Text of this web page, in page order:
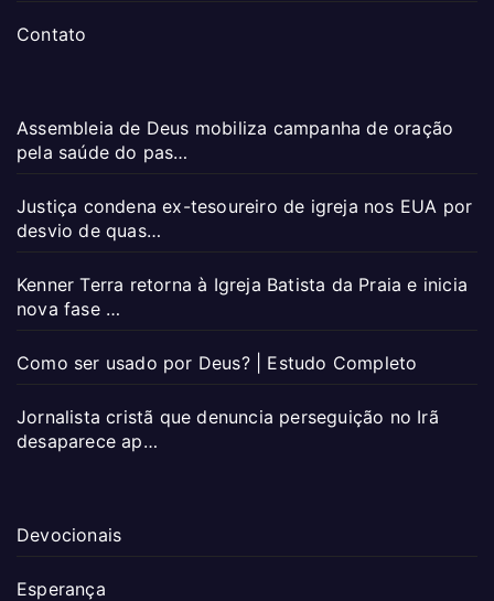
Contato
Assembleia de Deus mobiliza campanha de oração
pela saúde do pas…
Justiça condena ex-tesoureiro de igreja nos EUA por
desvio de quas…
Kenner Terra retorna à Igreja Batista da Praia e inicia
nova fase …
Como ser usado por Deus? | Estudo Completo
Jornalista cristã que denuncia perseguição no Irã
desaparece ap…
Devocionais
Esperança